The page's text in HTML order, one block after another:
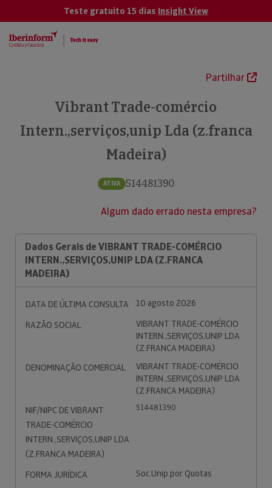
Teste gratuito 15 dias Insight View
Partilhar
Vibrant Trade-comércio
Intern.,serviços,unip Lda (z.franca
Madeira)
ATIVA 514481390
Algum dado errado nesta empresa?
Dados Gerais de VIBRANT TRADE-COMÉRCIO
INTERN.,SERVIÇOS,UNIP LDA (Z.FRANCA
MADEIRA)
DATA DE ÚLTIMA CONSULTA
10 agosto 2026
RAZÃO SOCIAL
VIBRANT TRADE-COMÉRCIO
INTERN.,SERVIÇOS,UNIP LDA
(Z.FRANCA MADEIRA)
DENOMINAÇÃO COMERCIAL
VIBRANT TRADE-COMÉRCIO
INTERN.,SERVIÇOS,UNIP LDA
(Z.FRANCA MADEIRA)
NIF/NIPC DE VIBRANT
TRADE-COMÉRCIO
INTERN.,SERVIÇOS,UNIP LDA
(Z.FRANCA MADEIRA)
514481390
FORMA JURÍDICA
Soc.Unip.por Quotas